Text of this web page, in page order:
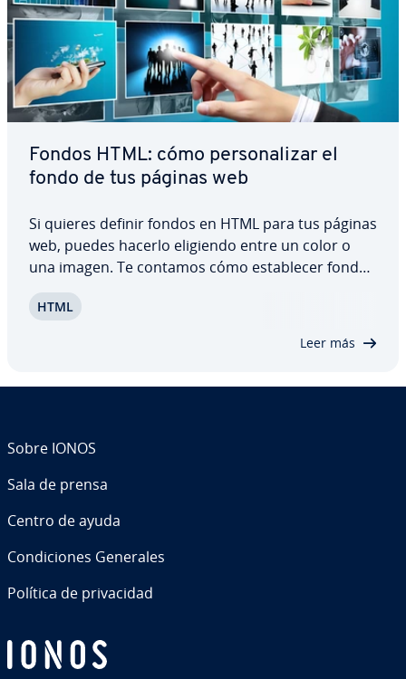
Fondos HTML: cómo pe­r­so­na­li­zar el
fondo de tus páginas web
Si quieres definir fondos en HTML para tus páginas
web, puedes hacerlo eligiendo entre un color o
una imagen. Te contamos cómo es­ta­ble­cer fondos
en el código.
HTML
Leer más
Sobre IONOS
Sala de prensa
Centro de ayuda
Co­n­di­cio­nes Generales
Política de pri­va­ci­dad